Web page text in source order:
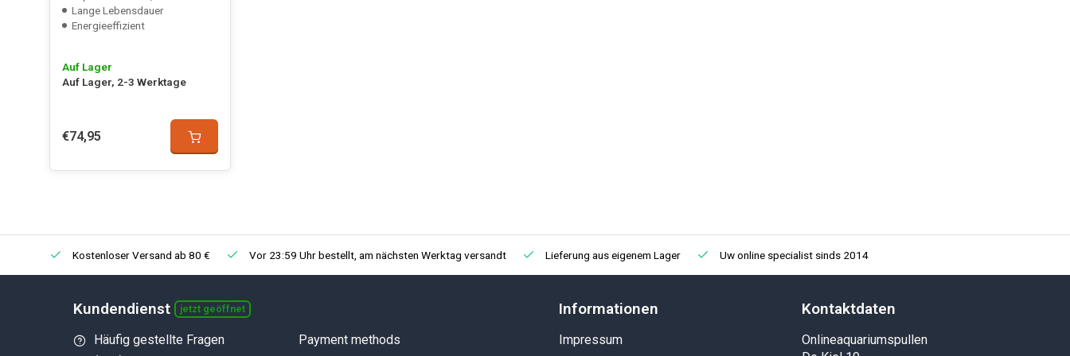
Lange Lebensdauer
Energieeffizient
Auf Lager
Auf Lager, 2-3 Werktage
€74,95
Kostenloser Versand ab 80 € Vor 23:59 Uhr bestellt, am nächsten Werktag versandt Lieferung aus eigenem Lager Uw online specialist sinds 2014
Kundendienst jetzt geöffnet
Häufig gestellte Fragen
Payment methods
Informationen
Impressum
Kontaktdaten
Onlineaquariumspullen